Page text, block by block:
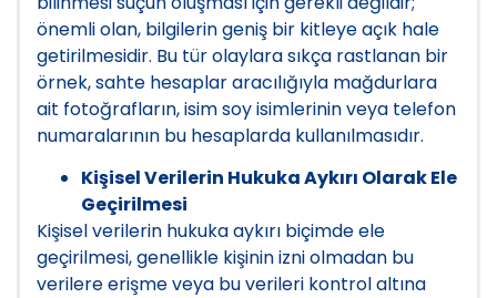
önemli olan, bilgilerin geniş bir kitleye açık hale
getirilmesidir. Bu tür olaylara sıkça rastlanan bir
örnek, sahte hesaplar aracılığıyla mağdurlara
ait fotoğrafların, isim soy isimlerinin veya telefon
numaralarının bu hesaplarda kullanılmasıdır.
Kişisel Verilerin Hukuka Aykırı Olarak Ele
Geçirilmesi
Kişisel verilerin hukuka aykırı biçimde ele
geçirilmesi, genellikle kişinin izni olmadan bu
verilere erişme veya bu verileri kontrol altına